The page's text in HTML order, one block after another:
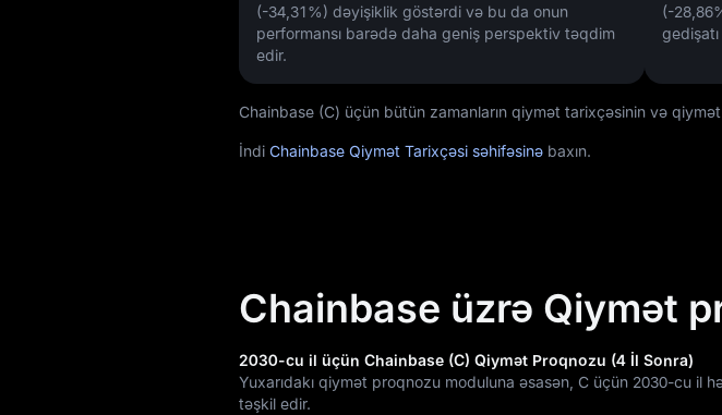
(-34,31%) dəyişiklik göstərdi və bu da onun
performansı barədə daha geniş perspektiv təqdim
edir.
(-
Chainbase (C) üçün bütün zamanların qiymət tarixçəsinin və
İndi Chainbase Qiymət Tarixçəsi səhifəsinə baxın.
Chainbase üzrə Qiymət
2030-cu il üçün Chainbase (C) Qiymət Proqnozu (4 İl Sonra)
Yuxarıdakı qiymət proqnozu moduluna əsasən, C üçün 2030-cu il
təşkil edir.